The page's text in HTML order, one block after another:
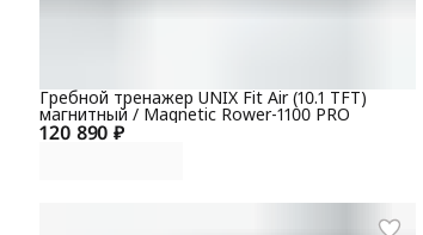
120 890 ₽
Гребной тренажер UNIX Fit Air (10.1 TFT)
магнитный / Magnetic Rower-1100 PRO